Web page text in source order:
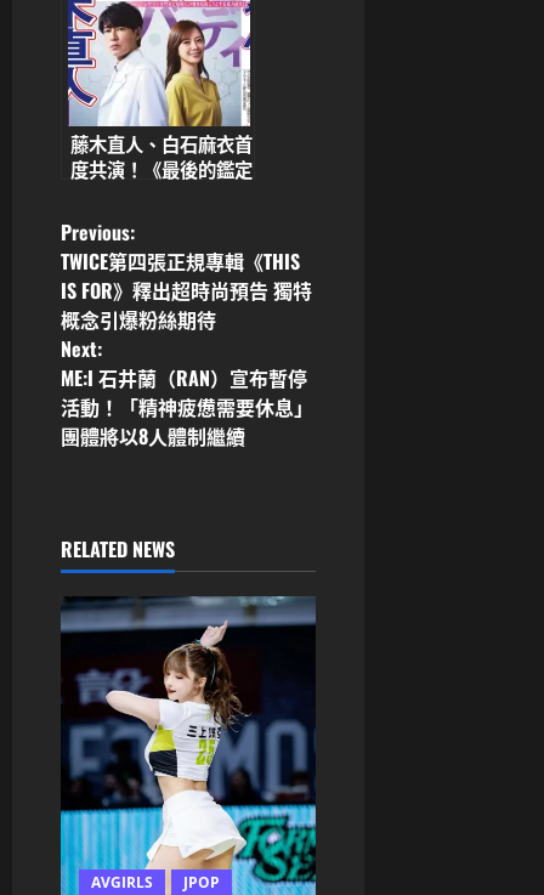
藤木直人、白石麻衣首
度共演！《最後的鑑定
場
P
o
s
t
n
v
i
g
a
t
i
o
Previous:
TWICE第四張正規專輯《THIS
IS FOR》釋出超時尚預告 獨特
概念引爆粉絲期待
Next:
ME:I 石井蘭（RAN）宣布暫停
活動！「精神疲憊需要休息」
團體將以8人體制繼續
RELATED NEWS
AVGIRLS JPOP